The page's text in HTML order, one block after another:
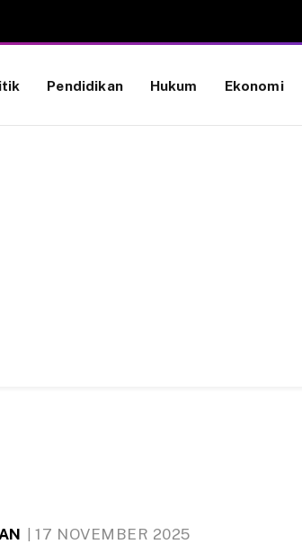
Pendidikan Hukum Ekonomi
17 NOVEMBER 2025